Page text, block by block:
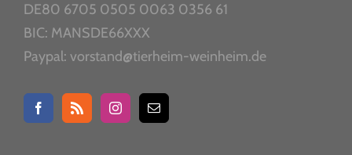
DE80 6705 0505 0063 0356 61
BIC: MANSDE66XXX
Paypal: vorstand@tierheim-weinheim.de